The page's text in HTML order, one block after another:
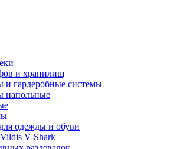
и хранилищ
и гардеробные системы
напольные
одежды и обуви
V-Shark